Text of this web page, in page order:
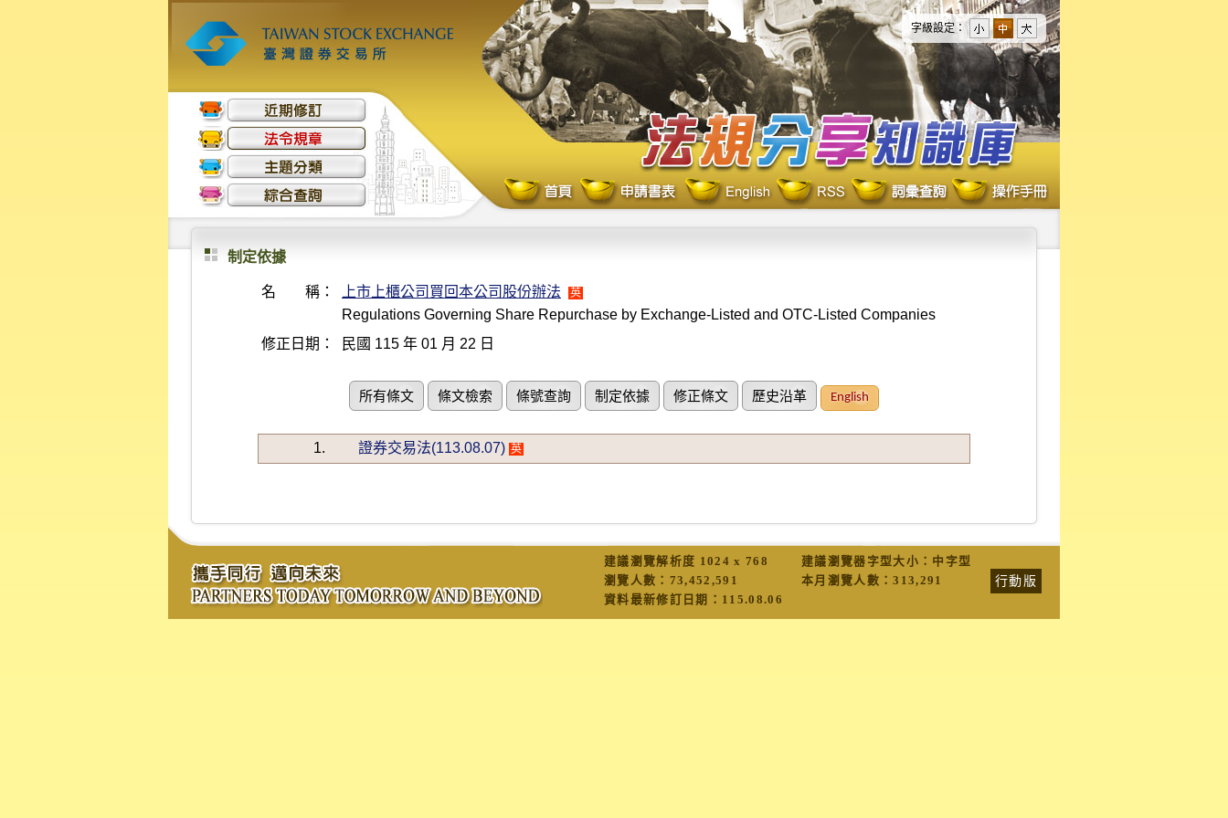
字級設定：
制定依據
名 稱： 上市上櫃公司買回本公司股份辦法 英
Regulations Governing Share Repurchase by Exchange-Listed and OTC-Listed Companies
修正日期：
民國 115 年 01 月 22 日
所有條文 條文檢索 條號查詢 制定依據 修正條文 歷史沿革 English
1. 證券交易法(113.08.07) 英
建議瀏覽解析度 1024 x 768 建議瀏覽器字型大小：中字型
行動版
瀏覽人數： 73,452,591 本月瀏覽人數：313,291
資料最新修訂日期： 115.08.06